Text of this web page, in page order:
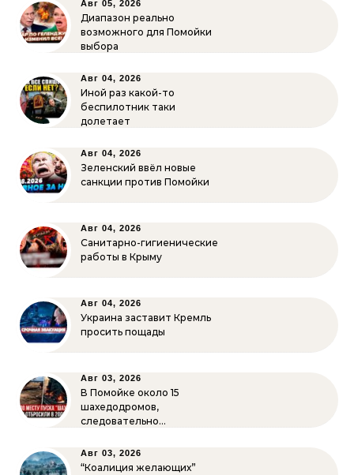
Авг 05, 2026
Диапазон реально
возможного для Помойки
выбора
Авг 04, 2026
Иной раз какой-то
беспилотник таки
долетает
Авг 04, 2026
Зеленский ввёл новые
санкции против Помойки
Авг 04, 2026
Санитарно-гигиенические
работы в Крыму
Авг 04, 2026
Украина заставит Кремль
просить пощады
Авг 03, 2026
В Помойке около 15
шахедодромов,
следовательно…
Авг 03, 2026
“Коалиция желающих”